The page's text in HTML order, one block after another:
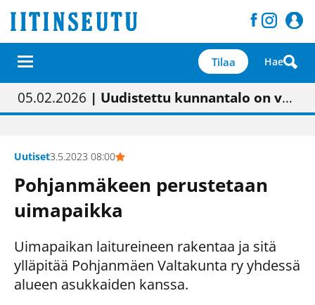
Tilaa Hae
01.02.2026 | Painon vaihtumisen pitäisi näkyä hieman parempana painojäljen laatuna lehdessä
05.02.2026 | Uudistettu kunnantalo on valoisa
23.04.2026 | “Olemme käynnistämässä uudelleen keskustavisiotyön”
09.05.2026| "Maalla on totuttu elämään omavaraisemmin kuin kaupungissa"
Uutiset3.5.2023 08:00
Pohjanmäkeen perustetaan
uimapaikka
Uimapaikan laitureineen rakentaa ja sitä
ylläpitää Pohjanmäen Valtakunta ry yhdessä
alueen asukkaiden kanssa.